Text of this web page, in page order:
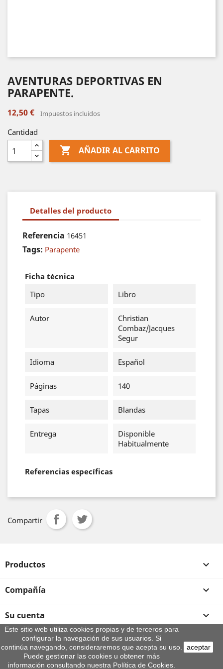
AVENTURAS DEPORTIVAS EN
PARAPENTE.
12,50 € Impuestos incluidos
Cantidad
 AÑADIR AL CARRITO
Detalles del producto
Referencia 16451
Tags: Parapente
Ficha técnica
Tipo
Libro
Autor
Christian
Combaz/Jacques
Segur
Idioma Español
Páginas 140
Tapas Blandas
Entrega
Disponible
Habitualmente
Referencias específicas
Compartir
Productos 
Compañía 
Su cuenta 
Información de la tienda
Este sitio web utiliza cookies propias y de terceros para
configurar la navegación de sus usuarios. Si
continúa navegando, consideraremos que acepta su uso.
Puede gestionar las cookies u obtener más
información consultando nuestra Política de Cookies.
aceptar
© 2026 - By Aeroteca